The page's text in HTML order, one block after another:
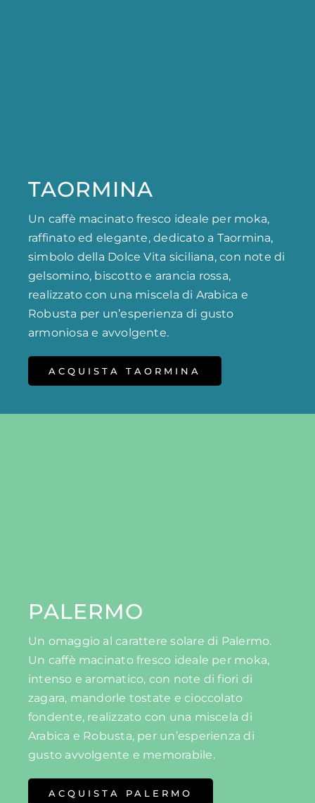
TAORMINA
Un caffè macinato fresco ideale per moka,
raffinato ed elegante, dedicato a Taormina,
simbolo della Dolce Vita siciliana, con note di
gelsomino, biscotto e arancia rossa,
realizzato con una miscela di Arabica e
Robusta per un’esperienza di gusto
armoniosa e avvolgente.
ACQUISTA TAORMINA
PALERMO
Un omaggio al carattere solare di Palermo.
Un caffè macinato fresco ideale per moka,
intenso e aromatico, con note di fiori di
zagara, mandorle tostate e cioccolato
fondente, realizzato con una miscela di
Arabica e Robusta, per un’esperienza di
gusto avvolgente e memorabile.
ACQUISTA PALERMO